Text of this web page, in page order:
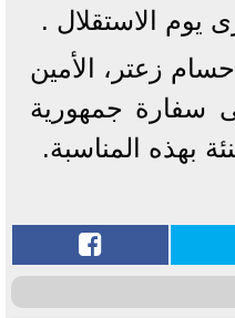
يوم الاستقلال .
زعتر، الأمين
سفارة جمهورية
بهذه المناسبة.